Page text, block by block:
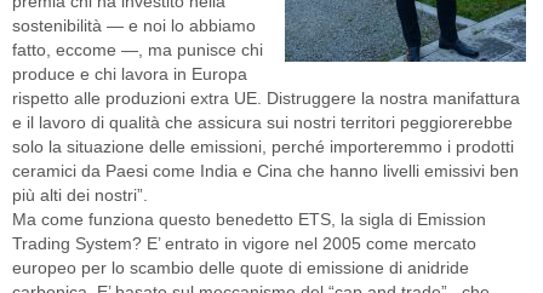
sostenibilità — e noi lo abbiamo
fatto, eccome —, ma punisce chi
produce e chi lavora in Europa
rispetto alle produzioni extra UE. Distruggere la nostra manifattura
e il lavoro di qualità che assicura sui nostri territori peggiorerebbe
solo la situazione delle emissioni, perché importeremmo i prodotti
ceramici da Paesi come India e Cina che hanno livelli emissivi ben
più alti dei nostri”.
Ma come funziona questo benedetto ETS, la sigla di Emission
Trading System? E’ entrato in vigore nel 2005 come mercato
europeo per lo scambio delle quote di emissione di anidride